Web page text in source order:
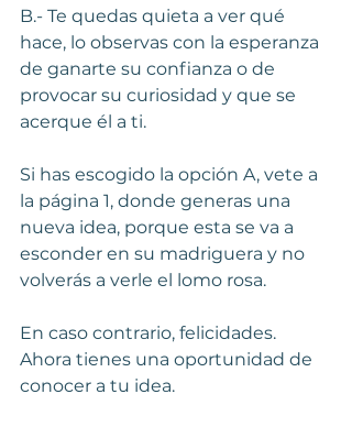
B.- Te quedas quieta a ver qué
hace, lo observas con la esperanza
de ganarte su confianza o de
provocar su curiosidad y que se
acerque él a ti.
Si has escogido la opción A, vete a
la página 1, donde generas una
nueva idea, porque esta se va a
esconder en su madriguera y no
volverás a verle el lomo rosa.
En caso contrario, felicidades.
Ahora tienes una oportunidad de
conocer a tu idea.